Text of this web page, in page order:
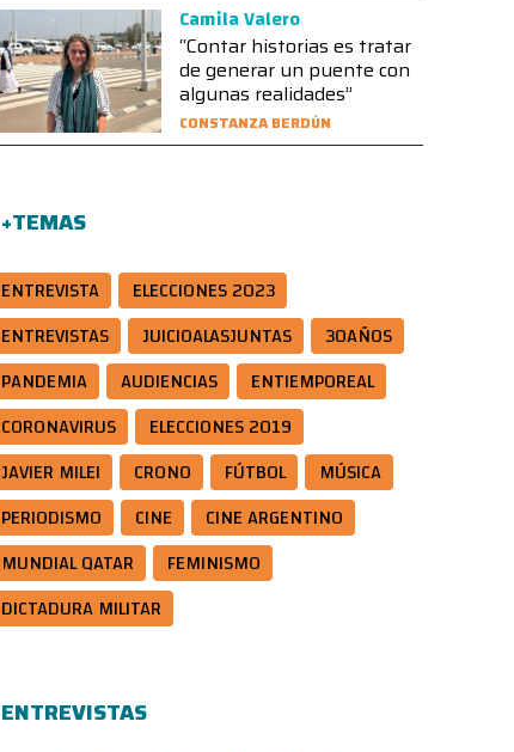
Camila Valero
“Contar historias es tratar
de generar un puente con
algunas realidades”
CONSTANZA BERDÚN
+TEMAS
ENTREVISTA
ELECCIONES 2023
ENTREVISTAS
JUICIOALASJUNTAS
30AÑOS
PANDEMIA
AUDIENCIAS
ENTIEMPOREAL
CORONAVIRUS
ELECCIONES 2019
JAVIER MILEI
CRONO FÚTBOL
MÚSICA
PERIODISMO
CINE
CINE ARGENTINO
MUNDIAL QATAR
FEMINISMO
DICTADURA MILITAR
ENTREVISTAS